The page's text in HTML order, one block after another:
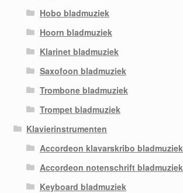
Hobo bladmuziek
Hoorn bladmuziek
Klarinet bladmuziek
Saxofoon bladmuziek
Trombone bladmuziek
Trompet bladmuziek
Klavierinstrumenten
Accordeon klavarskribo bladmuziek
Accordeon notenschrift bladmuziek
Keyboard bladmuziek